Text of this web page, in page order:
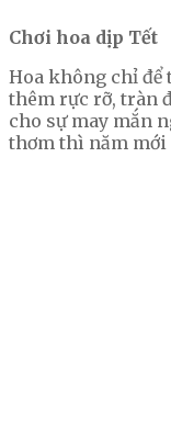
Chơi hoa dịp Tết
Hoa không chỉ
thêm rực rỡ, tràn
cho sự may mắn
thơm thì năm mới